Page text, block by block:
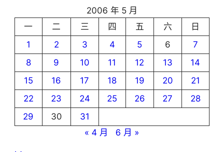
2006 年 5 月
一
二 三 四 五 六
日
1
2 3 4 5 6
7
8
9 10 11 12 13
14
15
16 17 18 19 20
21
22
23 24 25 26 27
28
29
30
31
« 4 月
6 月 »